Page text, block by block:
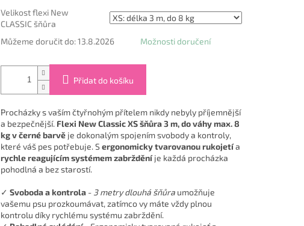
Velikost flexi New
CLASSIC šňůra
Můžeme doručit do: 13.8.2026 Možnosti doručení
Přidat do košíku
Procházky s vaším čtyřnohým přítelem nikdy nebyly příjemnější
a bezpečnější. Flexi New Classic XS šňůra 3 m, do váhy max. 8
kg v černé barvěje dokonalým spojením svobody a kontroly,
které váš pes potřebuje. S ergonomicky tvarovanou rukojetía
rychle reagujícím systémem zabržděníje každá procházka
pohodlná a bez starostí.
✓ Svoboda a kontrola- 3 metry dlouhá šňůraumožňuje
vašemu psu prozkoumávat, zatímco vy máte vždy plnou
kontrolu díky rychlému systému zabrždění.